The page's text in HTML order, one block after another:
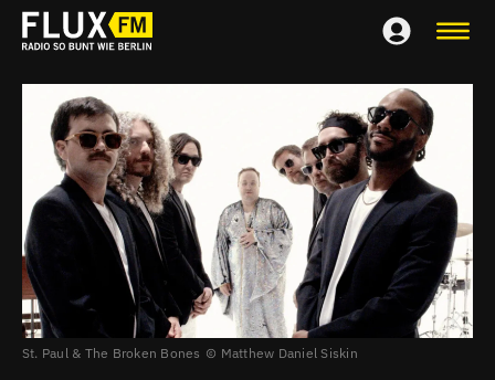
St. Paul & The Broken Bones Matthew Daniel Siskin